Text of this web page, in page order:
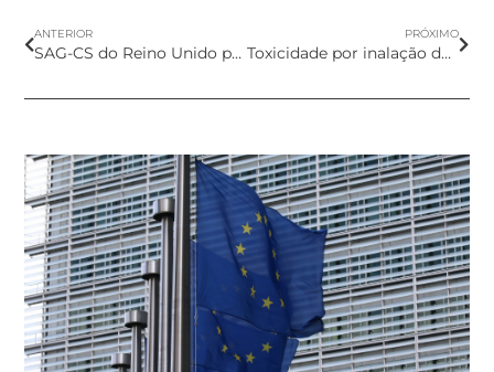
ANTERIOR
SAG-CS do Reino Unido publica Opinião sobre o uso de Benzofenona-3
PRÓXIMO
Toxicidade por inalação do Óleo de Vetiver Acetilado em produtos cosméticos em spray – Submissão IV